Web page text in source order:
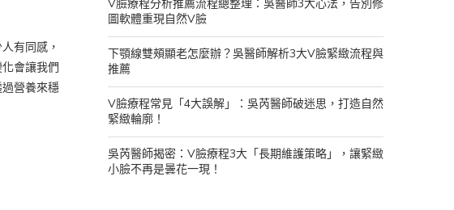
有同感，
會讓我們
營養來穩
V臉療程分析推薦流程總整理：吳醫師3大心法，告別修
圖軟體重現自然V臉
下顎線雙頰顯老怎麼辦？吳醫師解析3大V臉緊緻流程與
推薦
V臉療程常見「4大誤解」：吳芮醫師破迷思，打造自然
緊緻輪廓！
吳芮醫師揭密：V臉療程3大「長期維護策略」，讓緊緻
小臉不再是曇花一現！